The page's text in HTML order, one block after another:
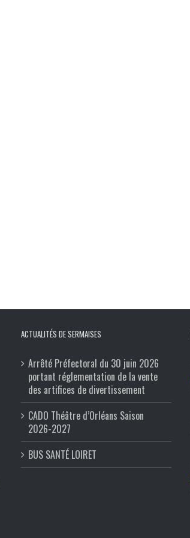
ACTUALITÉS DE SERMAISES
Arrêté Préfectoral du 30 juin 2026
portant réglementation de la vente
des artifices de divertissement
CADO Théâtre d’Orléans Saison
2026-2027
BUS SANTÉ LOIRET